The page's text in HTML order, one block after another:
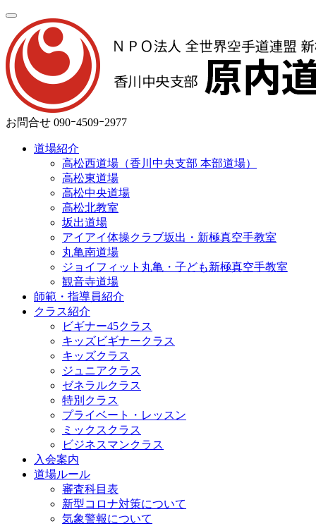
お問合せ 090ｰ4509ｰ2977
道場紹介
高松西道場（香川中央支部 本部道場）
高松東道場
高松中央道場
高松北教室
坂出道場
アイアイ体操クラブ坂出・新極真空手教室
丸亀南道場
ジョイフィット丸亀・子ども新極真空手教室
観音寺道場
師範・指導員紹介
クラス紹介
ビギナー45クラス
キッズビギナークラス
キッズクラス
ジュニアクラス
ゼネラルクラス
特別クラス
プライベート・レッスン
ミックスクラス
ビジネスマンクラス
入会案内
道場ルール
審査科目表
新型コロナ対策について
気象警報について